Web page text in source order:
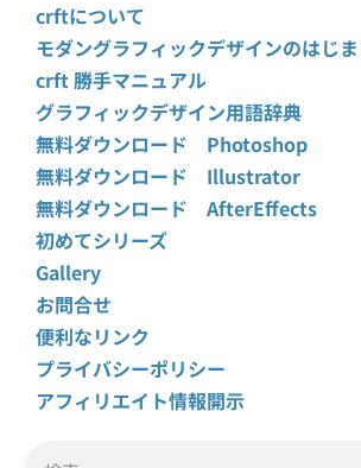
crftについて
モダングラフィックデザインのはじま
crft 勝手マニュアル
グラフィックデザイン用語辞典
無料ダウンロード Photoshop
無料ダウンロード Illustrator
無料ダウンロード AfterEffects
初めてシリーズ
Gallery
お問合せ
便利なリンク
プライバシーポリシー
アフィリエイト情報開示